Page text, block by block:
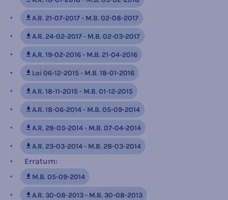
A.R. 21-07-2017 - M.B. 02-08-2017
A.R. 24-02-2017 - M.B. 02-03-2017
A.R. 19-02-2016 - M.B. 21-04-2016
Loi 06-12-2015 - M.B. 18-01-2016
A.R. 18-11-2015 - M.B. 01-12-2015
A.R. 18-06-2014 - M.B. 05-09-2014
A.R. 28-03-2014 - M.B. 07-04-2014
A.R. 23-03-2014 - M.B. 28-03-2014
Erratum:
M.B. 05-09-2014
A.R. 30-08-2013 - M.B. 30-08-2013